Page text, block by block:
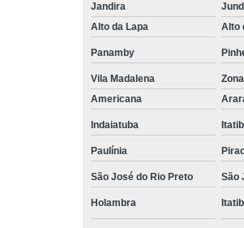
Jandira
Alto da Lapa
Alto
Panamby
Vila Madalena
Americana
Indaiatuba
Paulínia
São José do Rio Preto São
Holambra